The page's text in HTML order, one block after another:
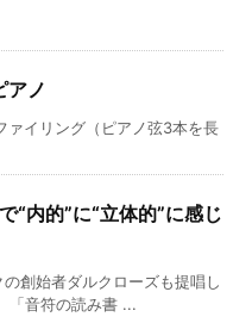
アノ
ァイリング（ピアノ弦3本を長
“内的”に“立体的”に感じ
創始者ダルクローズも提唱し
「音符の読み書 ...